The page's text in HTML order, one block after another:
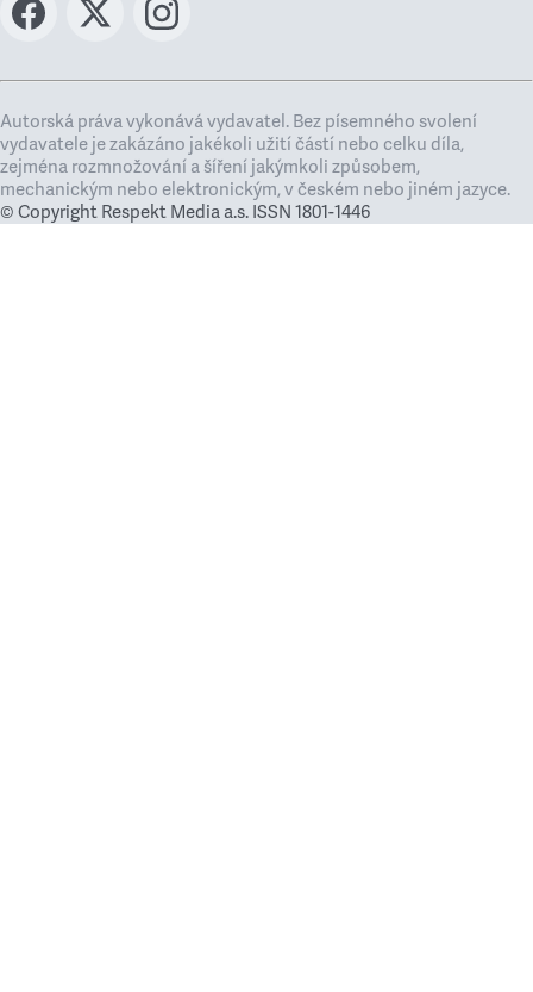
Autorská práva vykonává vydavatel. Bez písemného svolení
vydavatele je zakázáno jakékoli užití částí nebo celku díla,
zejména rozmnožování a šíření jakýmkoli způsobem,
mechanickým nebo elektronickým, v českém nebo jiném jazyce.
© Copyright Respekt Media a.s. ISSN 1801-1446